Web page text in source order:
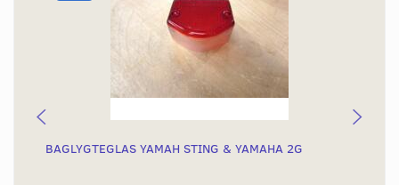
BAGLYGTEGLAS YAMAH STING & YAMAHA 2G